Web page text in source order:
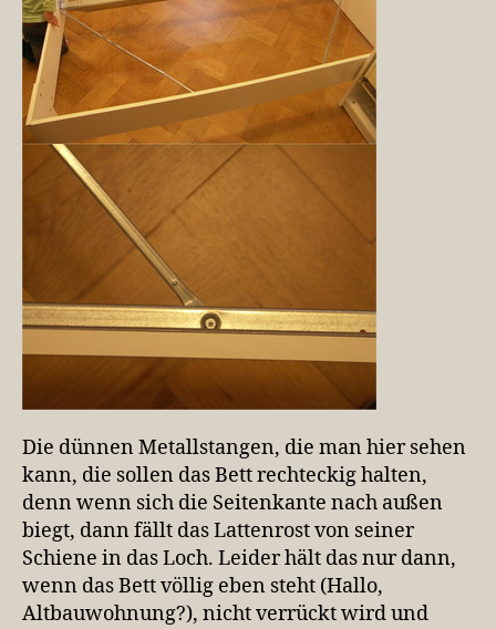
Die dünnen Metallstangen, die man hier sehen
kann, die sollen das Bett rechteckig halten,
denn wenn sich die Seitenkante nach außen
biegt, dann fällt das Lattenrost von seiner
Schiene in das Loch. Leider hält das nur dann,
wenn das Bett völlig eben steht (Hallo,
Altbauwohnung?), nicht verrückt wird und